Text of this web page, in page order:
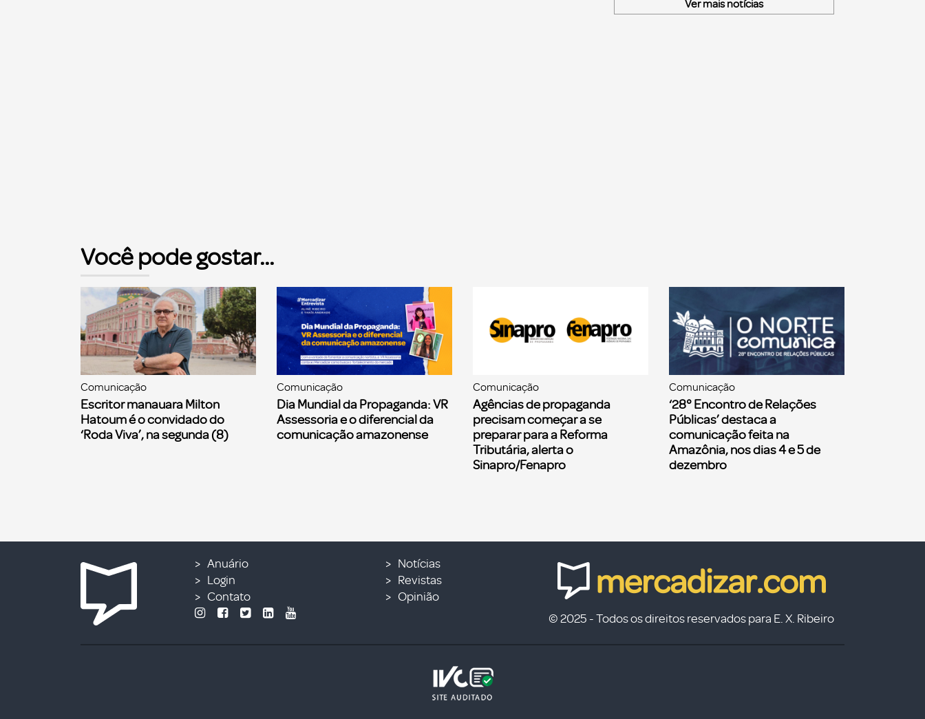
Ver mais notícias
Você pode gostar...
Comunicação
Escritor manauara Milton
Hatoum é o convidado do
‘Roda Viva’, na segunda (8)
Comunicação
Dia Mundial da Propaganda: VR
Assessoria e o diferencial da
comunicação amazonense
Comunicação
Agências de propaganda
precisam começar a se
preparar para a Reforma
Tributária, alerta o
Sinapro/Fenapro
Comunicação
‘28° Encontro de Relações
Públicas’ destaca a
comunicação feita na
Amazônia, nos dias 4 e 5 de
dezembro
Anuário
Login
Contato
Notícias
Revistas
Opinião
© 2025 - Todos os direitos reservados para E. X. Ribeiro